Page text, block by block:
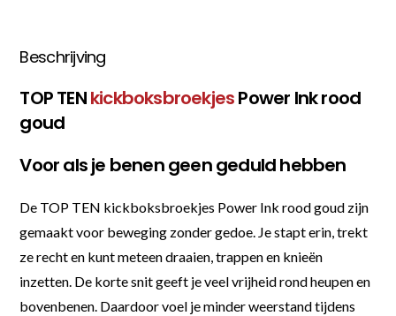
Beschrijving
TOP TENkickboksbroekjesPower Ink rood
goud
Voor als je benen geen geduld hebben
De TOP TEN kickboksbroekjes Power Ink rood goud zijn
gemaakt voor beweging zonder gedoe. Je stapt erin, trekt
ze recht en kunt meteen draaien, trappen en knieën
inzetten. De korte snit geeft je veel vrijheid rond heupen en
bovenbenen. Daardoor voel je minder weerstand tijdens